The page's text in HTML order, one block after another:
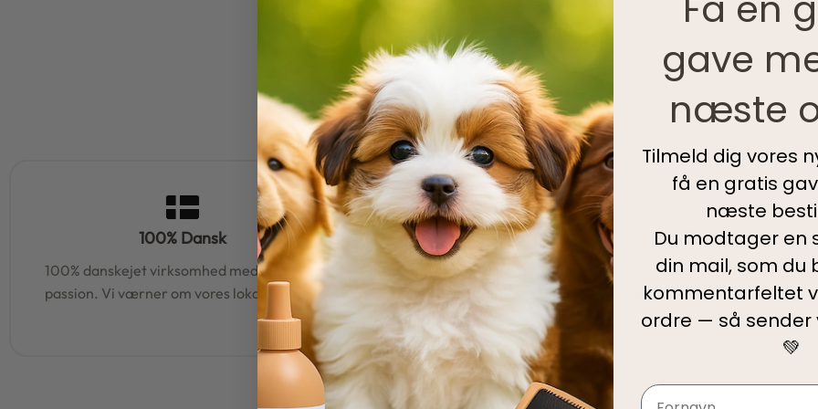
Levering
100% Dansk
100% danskejet virksomhed med hjerte og
passion. Vi værner om vores lokale rødder
Hurtig levering
95% af alle ordrer pakkes og afsendes
samme dag som du bestiller.
5-Stjernet
Vi har topscore på både
og Trustpilot - Vi er her for
gave
næste
Tilmeld dig vores
få en gratis
næste
Du modtager en
din mail, som du
kommentarfeltet
ordre — så sender
💚
Navn